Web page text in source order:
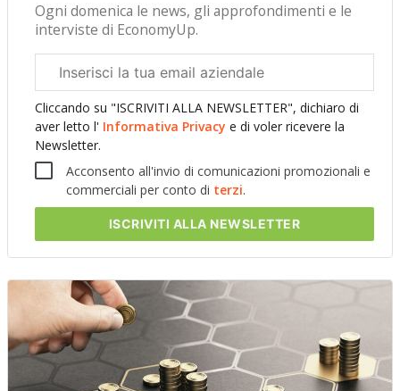
Ogni domenica le news, gli approfondimenti e le
interviste di EconomyUp.
aziendale
Cliccando su "ISCRIVITI ALLA NEWSLETTER", dichiaro di
aver letto l' Informativa Privacy e di voler ricevere la
Newsletter.
Acconsento all'invio di comunicazioni promozionali e
commerciali per conto di terzi.
ISCRIVITI ALLA NEWSLETTER